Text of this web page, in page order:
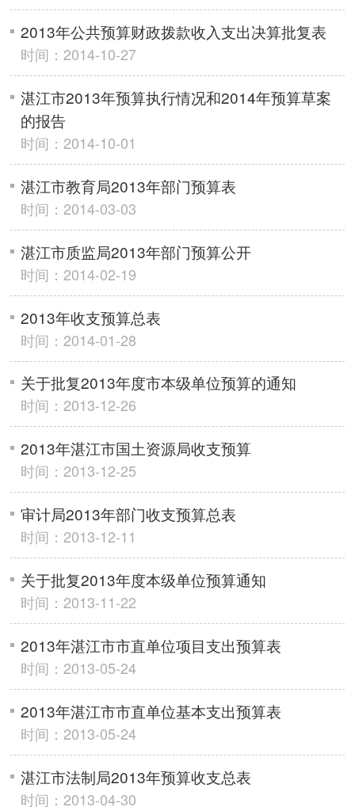
2013年公共预算财政拨款收入支出决算批复表
时间：2014-10-27
湛江市2013年预算执行情况和2014年预算草案
的报告
时间：2014-10-01
湛江市教育局2013年部门预算表
时间：2014-03-03
湛江市质监局2013年部门预算公开
时间：2014-02-19
2013年收支预算总表
时间：2014-01-28
关于批复2013年度市本级单位预算的通知
时间：2013-12-26
2013年湛江市国土资源局收支预算
时间：2013-12-25
审计局2013年部门收支预算总表
时间：2013-12-11
关于批复2013年度本级单位预算通知
时间：2013-11-22
2013年湛江市市直单位项目支出预算表
时间：2013-05-24
2013年湛江市市直单位基本支出预算表
时间：2013-05-24
湛江市法制局2013年预算收支总表
时间：2013-04-30